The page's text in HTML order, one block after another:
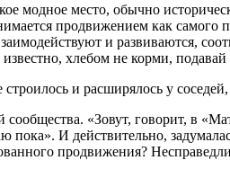
модное место, обычно
продвижением как самого
и развиваются,
хлебом не корми,
и расширялось у
«Зовут, говорит, в
И действительно,
продвижения?